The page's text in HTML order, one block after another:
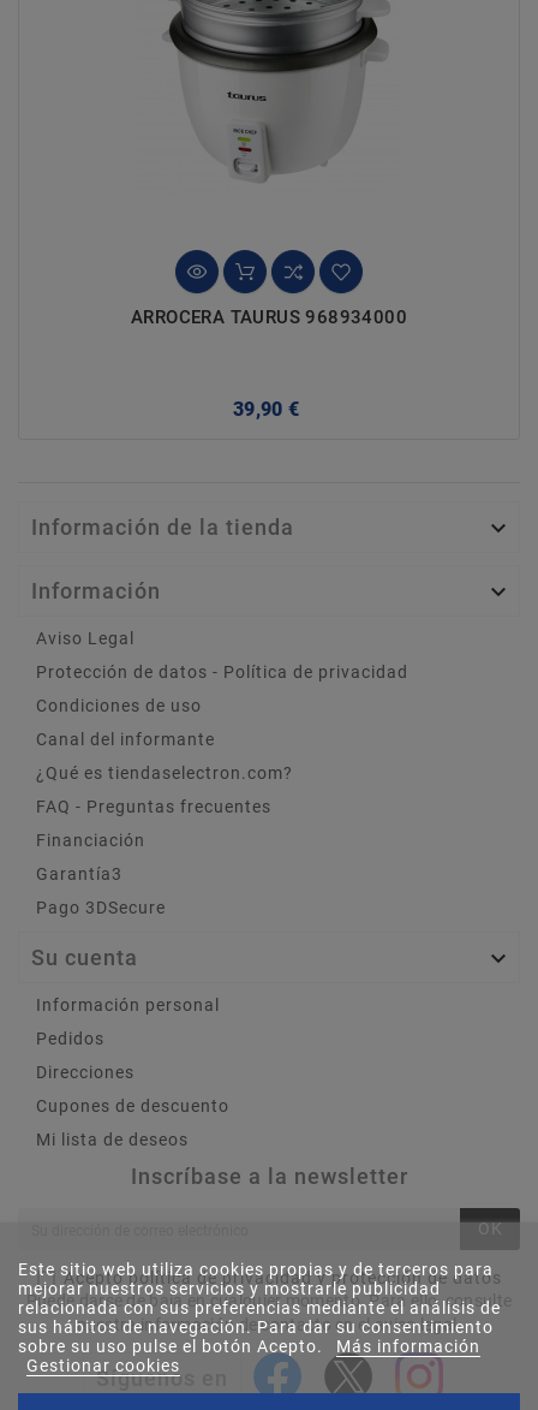
ARROCERA TAURUS 968934000
39,90 €
Información de la tienda 
Información 
Aviso Legal
Protección de datos - Política de privacidad
Condiciones de uso
Canal del informante
¿Qué es tiendaselectron.com?
FAQ - Preguntas frecuentes
Financiación
Garantía3
Pago 3DSecure
Su cuenta 
Información personal
Pedidos
Direcciones
Cupones de descuento
Mi lista de deseos
Inscríbase a la newsletter
OK
Acepto política de privacidad y protección de datos
Puede darse de baja en cualquier momento. Para ello, consulte
nuestra información de contacto en el aviso legal.
Síguenos en
Este sitio web utiliza cookies propias y de terceros para
mejorar nuestros servicios y mostrarle publicidad
relacionada con sus preferencias mediante el análisis de
sus hábitos de navegación. Para dar su consentimiento
sobre su uso pulse el botón Acepto.
Más información
Gestionar cookies